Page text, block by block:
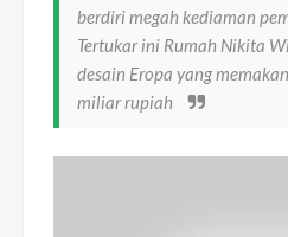
berdiri megah kediaman
Tertukar ini Rumah Nikita
desain Eropa yang
miliar rupiah